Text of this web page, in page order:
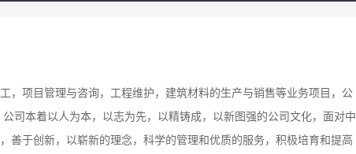
，项目管理与咨询，工程维护，建筑材料的生产与销售等业务项目，公
司本着以人为本，以志为先，以精铸成，以新图强的公司文化，面对中
善于创新，以崭新的理念，科学的管理和优质的服务，积极培育和提高